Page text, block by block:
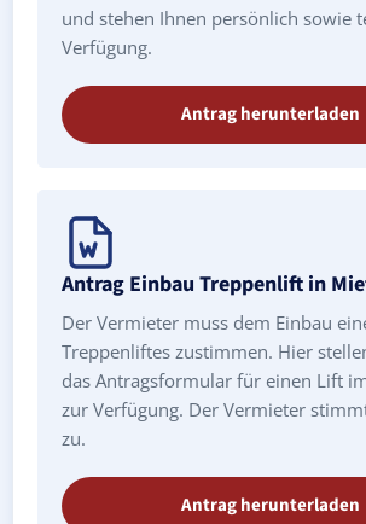
und stehen Ihnen persönlich sowie
Verfügung.
Antrag herunterladen
Antrag Einbau Treppenlift in
Der Vermieter muss dem Einbau
Treppenliftes zustimmen. Hier
das Antragsformular für einen Lift
zur Verfügung. Der Vermieter
zu.
Antrag herunterladen